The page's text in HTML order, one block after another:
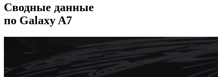
Сводные данные
по Galaxy A7